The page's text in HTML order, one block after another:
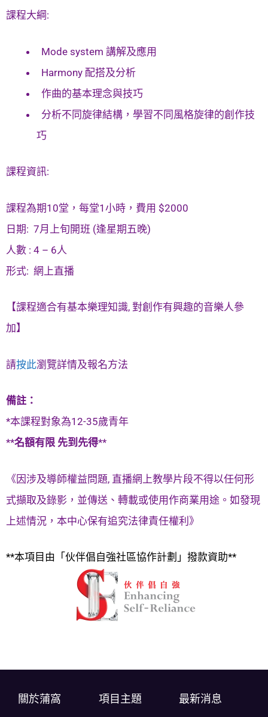
課程大綱:
Mode system 講解及應用
Harmony 配搭及分析
作曲的基本理念與技巧
分析不同旋律結構，學習不同風格旋律的創作技
巧
課程資訊:
課程為期10堂，每堂1小時，費用 $2000
日期: 7月上旬開班 (逢星期五晚)
人數 : 4 – 6人
形式: 網上直播
【課程適合有基本樂理知識, 對創作有興趣的音樂人參
加】
請按此瀏覽詳情及報名方法
備註：
*本課程對象為12-35歲青年
**名額有限 先到先得**
《因涉及導師權益問題, 直播網上教學片段不得以任何形
式擷取及錄影，並傳送、轉載或使用作商業用途。如發現
上述情況，本中心保有追究法律責任權利》
**本項目由「伙伴倡自強社區協作計劃」撥款資助**
關於蒲窩​ 項目主題 最新消息